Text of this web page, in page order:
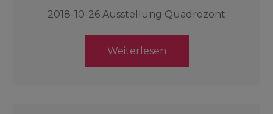
2018-10-26 Ausstellung Quadrozont
Weiterlesen